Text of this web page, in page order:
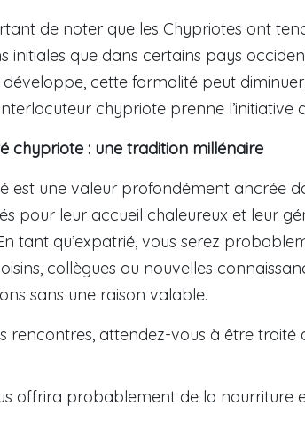
de noter que les Chypriotes ont
initiales que dans certains pays
cette formalité peut
chypriote prenne l’initiative
chypriote : une tradition millénaire
est une valeur profondément ancrée
pour leur accueil chaleureux et leur
tant qu’expatrié, vous serez
collègues ou nouvelles
sans une raison valable.
rencontres, attendez-vous à être traité
offrira probablement de la nourriture